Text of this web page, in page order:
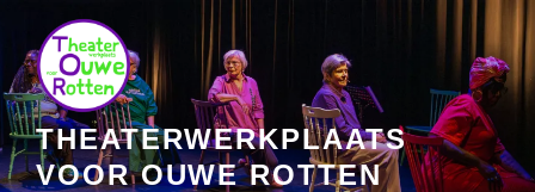
de
inhoud
THEATERWERKPLAATS
VOOR OUWE ROTTEN